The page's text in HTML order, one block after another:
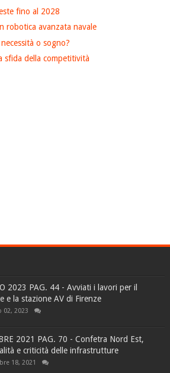
fino al 2028
robotica avanzata navale
o sogno?
sfida della competitività
2023 PAG. 44 - Avviati i lavori per il
e la stazione AV di Firenze
02, 2023
2021 PAG. 70 - Confetra Nord Est,
e criticità delle infrastrutture
18, 2021